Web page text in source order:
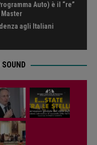
Auto) è il “re”
agli Italiani